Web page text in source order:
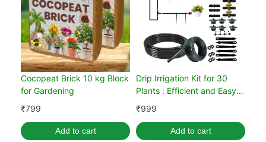
Cocopeat Brick 10 kg Block
for Gardening
₹799
Add to cart
Drip Irrigation Kit for 30
Plants : Efficient and Easy
Gardening
₹999
Add to cart